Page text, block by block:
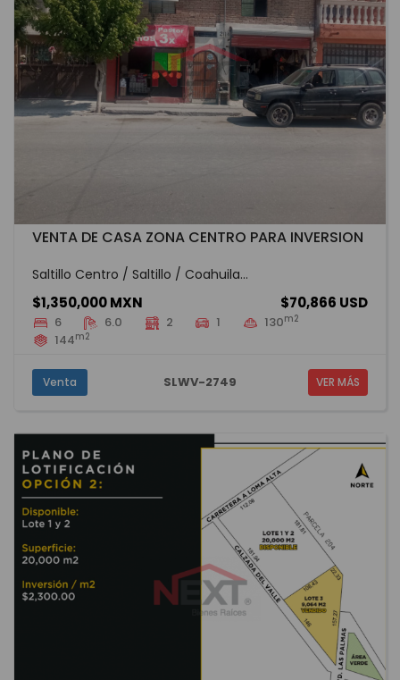
VENTA DE CASA ZONA CENTRO PARA INVERSION
Saltillo Centro / Saltillo / Coahuila...
$1,350,000 MXN $70,866 USD
6 6.0 2 1 130m2
144m2
Venta SLWV-2749 VER MÁS